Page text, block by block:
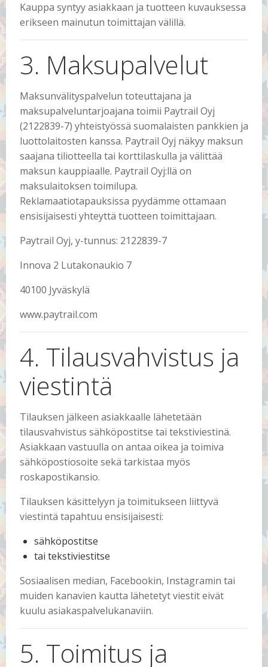
Kauppa syntyy asiakkaan ja tuotteen kuvauksessa
erikseen mainutun toimittajan välillä.
3. Maksupalvelut
Maksunvälityspalvelun toteuttajana ja
maksupalveluntarjoajana toimii Paytrail Oyj
(2122839-7) yhteistyössä suomalaisten pankkien ja
luottolaitosten kanssa. Paytrail Oyj näkyy maksun
saajana tiliotteella tai korttilaskulla ja välittää
maksun kauppiaalle. Paytrail Oyj:llä on
maksulaitoksen toimilupa.
Reklamaatiotapauksissa pyydämme ottamaan
ensisijaisesti yhteyttä tuotteen toimittajaan.
Paytrail Oyj, y-tunnus: 2122839-7
Innova 2 Lutakonaukio 7
40100 Jyväskylä
www.paytrail.com
4. Tilausvahvistus ja
viestintä
Tilauksen jälkeen asiakkaalle lähetetään
tilausvahvistus sähköpostitse tai tekstiviestinä.
Asiakkaan vastuulla on antaa oikea ja toimiva
sähköpostiosoite sekä tarkistaa myös
roskapostikansio.
Tilauksen käsittelyyn ja toimitukseen liittyvä
viestintä tapahtuu ensisijaisesti:
sähköpostitse
tai tekstiviestitse
Sosiaalisen median, Facebookin, Instagramin tai
muiden kanavien kautta lähetetyt viestit eivät
kuulu asiakaspalvelukanaviin.
5. Toimitus ja